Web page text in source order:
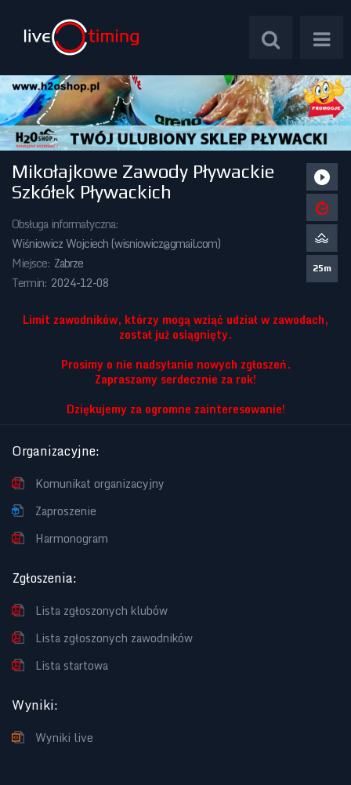
Zawody Międzynarodowe
Zawody Okręgowe
Kalendarz Imprez
Mikołajkowe Zawody Pływackie
Szkółek Pływackich
Obsługa informatyczna:
Wiśniowicz Wojciech (wisniowicz@gmail.com)
Miejsce: Zabrze
Termin: 2024-12-08
25m
Limit zawodników, którzy mogą wziąć udział w zawodach,
został już osiągnięty.
Prosimy o nie nadsyłanie nowych zgłoszeń.
Zapraszamy serdecznie za rok!
Dziękujemy za ogromne zainteresowanie!
Organizacyjne:
Komunikat organizacyjny
Zaproszenie
Harmonogram
Zgłoszenia:
Lista zgłoszonych klubów
Lista zgłoszonych zawodników
Lista startowa
Wyniki:
Wyniki live